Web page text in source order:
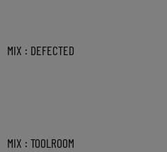
MIX : DEFECTED
MIX : TOOLROOM